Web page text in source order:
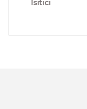
Isıtıcı